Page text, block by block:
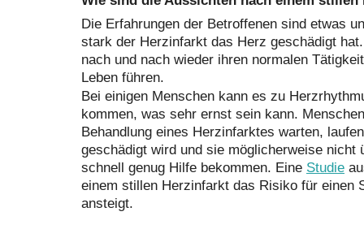
Die Erfahrungen der Betroffenen sind etwas
stark der Herzinfarkt das Herz geschädigt
nach und nach wieder ihren normalen
Leben führen.
Bei einigen Menschen kann es zu
kommen, was sehr ernst sein kann.
Behandlung eines Herzinfarktes warten,
geschädigt wird und sie möglicherweise nicht
schnell genug Hilfe bekommen. Eine Studie
einem stillen Herzinfarkt das Risiko für einen
ansteigt.